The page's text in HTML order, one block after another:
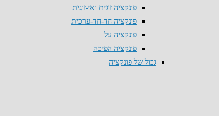
פונקציה זוגית ואי-זוגית
פונקציה חד-חד-ערכית
פונקציה על
פונקציה הפיכה
גבול של פונקציה